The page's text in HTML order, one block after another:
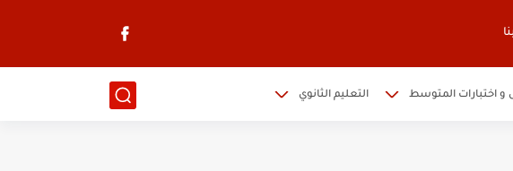
اختبارات المتوسط التعليم الثانوي